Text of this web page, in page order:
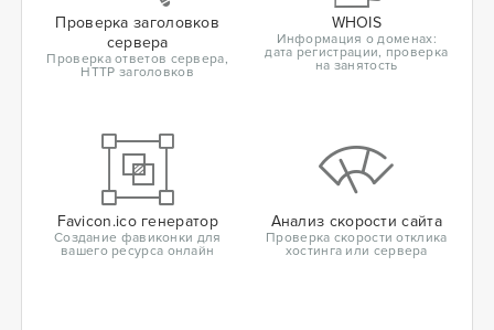
Проверка заголовков
сервера
Проверка ответов сервера,
HTTP заголовков
WHOIS
Информация о доменах:
дата регистрации, проверка
на занятость
Favicon.ico генератор
Создание фавиконки для
вашего ресурса онлайн
Анализ скорости сайта
Проверка скорости отклика
хостинга или сервера